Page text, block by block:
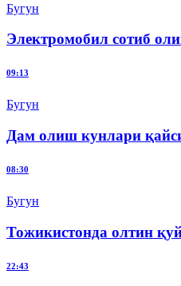
Бугун
Электромобил сотиб
09:13
Бугун
Дам олиш кунлари
08:30
Бугун
Тожикистонда олтин
22:43